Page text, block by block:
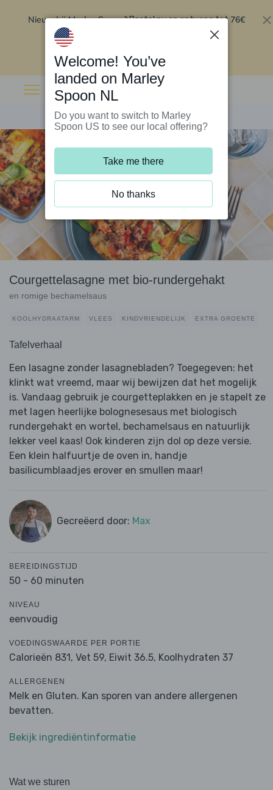
Nieuw bij Marley Spoon?Bestel nu en ontvang tot 76€
Courgettelasagne met bio-rundergehakt
en romige bechamelsaus
KOOLHYDRAATARM VLEES KINDVRIENDELIJK EXTRA GROENTE
Tafelverhaal
Een lasagne zonder lasagnebladen? Toegegeven: het
klinkt wat vreemd, maar wij bewijzen dat het mogelijk
is. Vandaag gebruik je courgetteplakken en je stapelt ze
met lagen heerlijke bolognesesaus met biologisch
rundergehakt en wortel, bechamelsaus en natuurlijk
lekker veel kaas! Ook kinderen zijn dol op deze versie.
Een klein halfuurtje de oven in, handje
basilicumblaadjes erover en smullen maar!
Gecreëerd door: Max
BEREIDINGSTIJD
50 - 60 minuten
NIVEAU
eenvoudig
VOEDINGSWAARDE PER PORTIE
Calorieën 831, Vet 59, Eiwit 36.5, Koolhydraten 37
ALLERGENEN
Melk en Gluten. Kan sporen van andere allergenen
bevatten.
Bekijk ingrediëntinformatie
Wat we sturen
Welcome! You’ve
landed on Marley
Spoon NL
Do you want to switch to Marley
Spoon US to see our local offering?
Take me there
No thanks